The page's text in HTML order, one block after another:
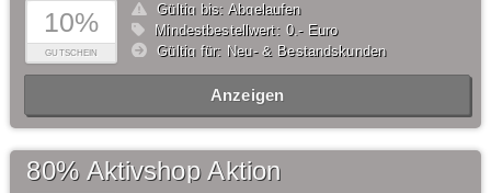
10%
GUTSCHEIN
Gültig bis: Abgelaufen
Mindestbestellwert: 0,- Euro
Gültig für: Neu- & Bestandskunden
Anzeigen
80% Aktivshop Aktion